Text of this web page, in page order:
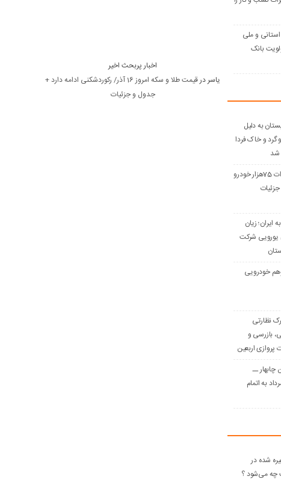
و ملی
بانک
به دلیل
و خاک فردا
شد
صمت: برای واردات 75هزار خودرو
ایران؛ زیان
یورویی شرکت
خودرویی
نظارتی
بازرسی و
پروازی اربعین
ــ
به اتمام
شده در
چه می‌شود ؟
اخبار پربحث اخیر
یاسردر
قیمت طلا و سکه امروز 16 آذر/ رکوردشکنی ادامه دارد +
جدول و جزئیات